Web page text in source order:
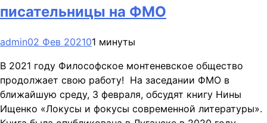
писательницы на ФМО
admin02 Фев 202101 минуты
В 2021 году Философское монтеневское общество
продолжает свою работу! На заседании ФМО в
ближайшую среду, 3 февраля, обсудят книгу Нины
Ищенко «Локусы и фокусы современной литературы».